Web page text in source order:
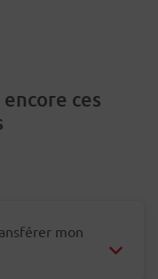
ces
mon